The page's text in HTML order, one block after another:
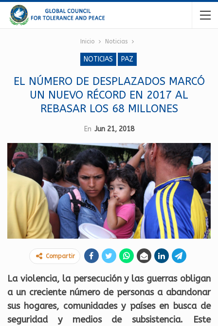
Inicio Noticias
NOTICIAS PAZ
EL NÚMERO DE DESPLAZADOS MARCÓ
UN NUEVO RÉCORD EN 2017 AL
REBASAR LOS 68 MILLONES
En Jun 21, 2018
Compartir
La violencia, la persecución y las guerras obligan
a un creciente número de personas a abandonar
sus hogares, comunidades y países en busca de
seguridad y medios de subsistencia. Este